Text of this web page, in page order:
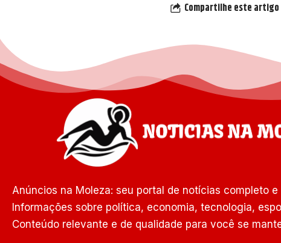
Compartilhe este artigo
Anúncios na Moleza: seu portal de notícias completo e
Informações sobre política, economia, tecnologia,
Conteúdo relevante e de qualidade para você se